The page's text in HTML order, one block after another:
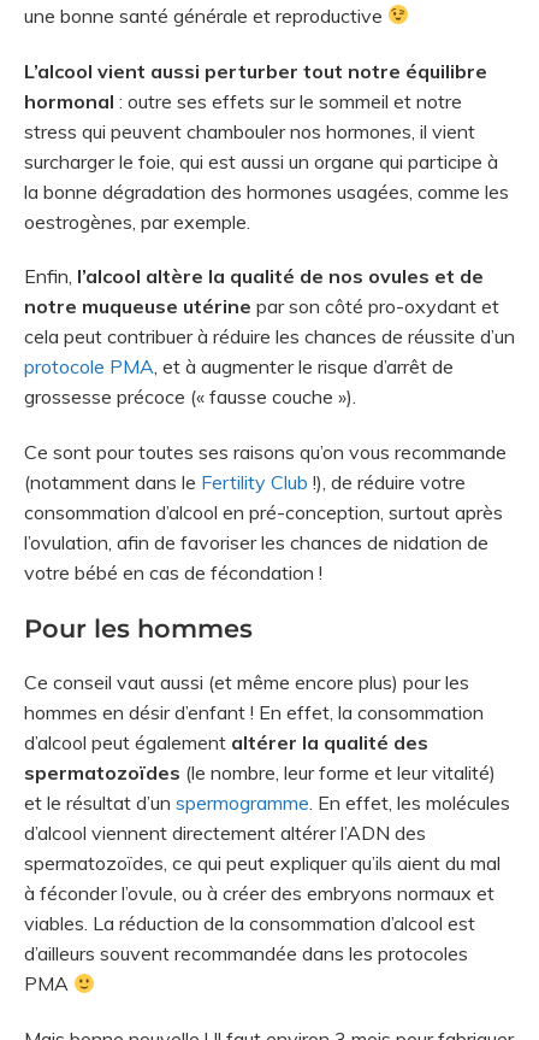
une bonne santé générale et reproductive
L’alcool vient aussi perturber tout notre équilibre
hormonal : outre ses effets sur le sommeil et notre
stress qui peuvent chambouler nos hormones, il vient
surcharger le foie, qui est aussi un organe qui participe à
la bonne dégradation des hormones usagées, comme les
oestrogènes, par exemple.
Enfin, l’alcool altère la qualité de nos ovules et de
notre muqueuse utérine par son côté pro-oxydant et
cela peut contribuer à réduire les chances de réussite d’un
protocole PMA, et à augmenter le risque d’arrêt de
grossesse précoce (« fausse couche »).
Ce sont pour toutes ses raisons qu’on vous recommande
(notamment dans le Fertility Club !), de réduire votre
consommation d’alcool en pré-conception, surtout après
l’ovulation, afin de favoriser les chances de nidation de
votre bébé en cas de fécondation !
Pour les hommes
Ce conseil vaut aussi (et même encore plus) pour les
hommes en désir d’enfant ! En effet, la consommation
d’alcool peut également altérer la qualité des
spermatozoïdes (le nombre, leur forme et leur vitalité)
et le résultat d’un spermogramme . En effet, les molécules
d’alcool viennent directement altérer l’ADN des
spermatozoïdes, ce qui peut expliquer qu’ils aient du mal
à féconder l’ovule, ou à créer des embryons normaux et
viables. La réduction de la consommation d’alcool est
d’ailleurs souvent recommandée dans les protocoles
PMA